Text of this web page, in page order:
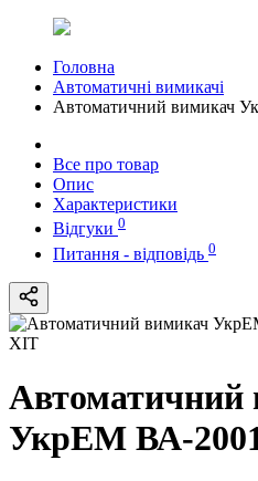
Головна
Автоматичні вимикачі
Автоматичний вимикач
Все про товар
Опис
Характеристики
Відгуки 0
Питання - відповідь 0
ХІТ
Автоматичний
УкрЕМ ВА-